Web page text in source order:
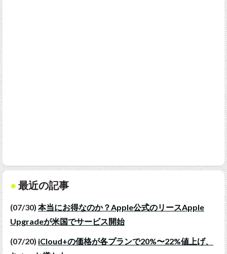
最近の記事
(07/30) 本当にお得なのか？Apple公式のリースApple
Upgradeが米国でサービス開始
(07/20) iCloud+の価格が各プランで20%〜22%値上げ、